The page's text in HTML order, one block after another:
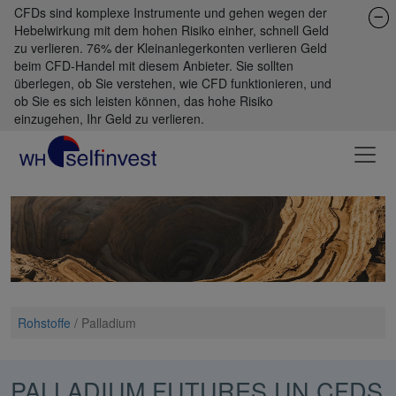
CFDs sind komplexe Instrumente und gehen wegen der
Hebelwirkung mit dem hohen Risiko einher, schnell Geld
zu verlieren. 76% der Kleinanlegerkonten verlieren Geld
beim CFD-Handel mit diesem Anbieter. Sie sollten
überlegen, ob Sie verstehen, wie CFD funktionieren, und
ob Sie es sich leisten können, das hohe Risiko
einzugehen, Ihr Geld zu verlieren.
Rohstoffe / Palladium